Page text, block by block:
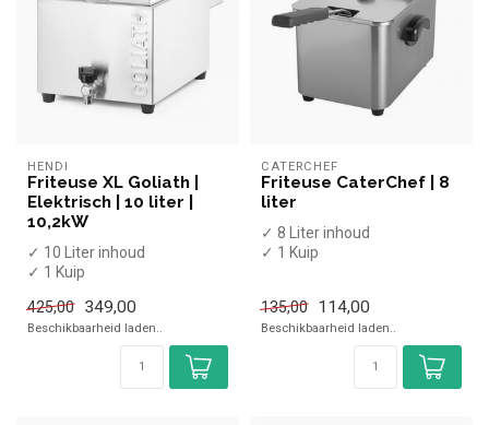
HENDI
Friteuse XL Goliath |
Elektrisch | 10 liter |
10,2kW
✓ 10 Liter inhoud
✓ 1 Kuip
✓ Tafelmodel
✓ 10,2 kW
425,00 349,00
Beschikbaarheid laden..
CATERCHEF
Friteuse CaterChef | 8
liter
✓ 8 Liter inhoud
✓ 1 Kuip
✓ 3,25 kW
✓ 230 ...
135,00 114,00
Beschikbaarheid laden..